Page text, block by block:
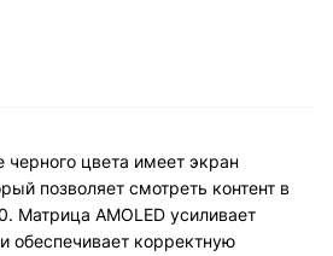
цвета имеет экран
позволяет смотреть контент в
Матрица AMOLED усиливает
обеспечивает корректную